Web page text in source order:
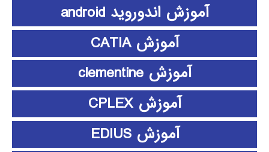
آموزش اندوروید android
آموزش CATIA
آموزش clementine
آموزش CPLEX
آموزش EDIUS